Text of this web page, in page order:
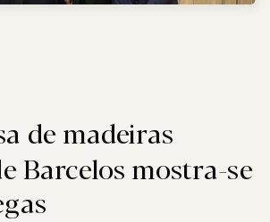
de madeiras
Barcelos mostra-se